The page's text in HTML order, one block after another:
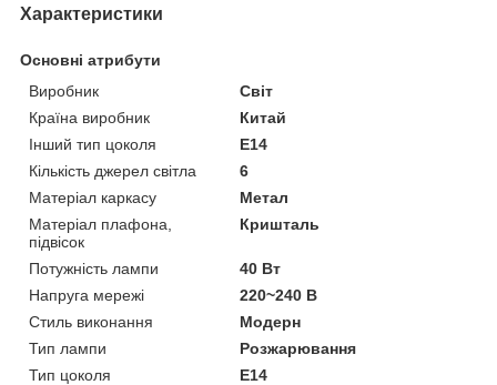
Характеристики
Основні атрибути
Виробник
Світ
Країна виробник
Китай
Інший тип цоколя
E14
Кількість джерел світла
6
Матеріал каркасу
Метал
Матеріал плафона,
підвісок
Кришталь
Потужність лампи
40 Вт
Напруга мережі
220~240 В
Стиль виконання
Модерн
Тип лампи
Розжарювання
Тип цоколя
E14